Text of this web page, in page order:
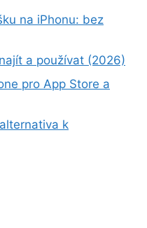
na iPhonu: bez
a používat (2026)
pro App Store a
k